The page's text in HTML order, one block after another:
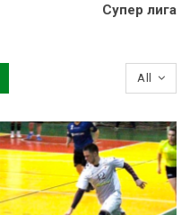
Супер лига
All